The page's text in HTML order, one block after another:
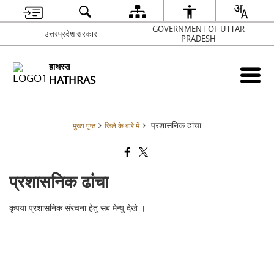
उत्तरप्रदेश सरकार
GOVERNMENT OF UTTAR
PRADESH
हाथरस
HATHRAS
मुख्य पृष्ठ जिले के बारे में प्रशासनिक ढांचा
प्रशासनिक ढांचा
कृपया प्रशासनिक संरचना हेतु सब मेन्यु देखे ।